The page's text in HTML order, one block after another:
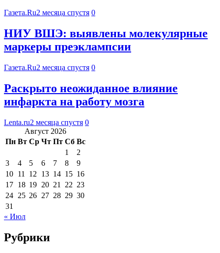
Газета.Ru2 месяца спустя 0
НИУ ВШЭ: выявлены молекулярные
маркеры преэклампсии
Газета.Ru2 месяца спустя 0
Раскрыто неожиданное влияние
инфаркта на работу мозга
Lenta.ru2 месяца спустя 0
Август 2026
Пн Вт Ср Чт Пт Сб Вс
1
2
3
4 5 6 7 8
9
10 11 12 13 14 15 16
17 18 19 20 21 22 23
24 25 26 27 28 29 30
31
« Июл
Рубрики